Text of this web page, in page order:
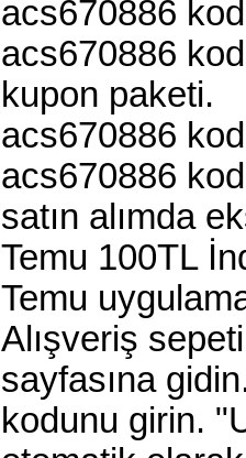
acs670886
acs670886
kupon paketi.
acs670886
acs670886
satın alımda
Temu 100TL
Temu
Alışveriş
sayfasına
kodunu girin.